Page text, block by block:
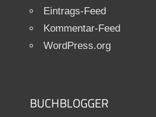
Eintrags-Feed
Kommentar-Feed
WordPress.org
BUCHBLOGGER